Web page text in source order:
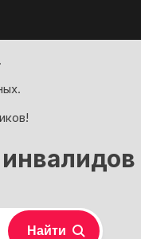
Найти